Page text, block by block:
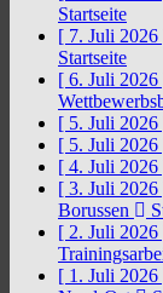
Startseite
[ 7. Juli 2026
Startseite
[ 6. Juli 2026
[ 5. Juli 2026
[ 5. Juli 2026
[ 4. Juli 2026
[ 3. Juli 2026
Borussen
[ 2. Juli 2026
[ 1. Juli 2026